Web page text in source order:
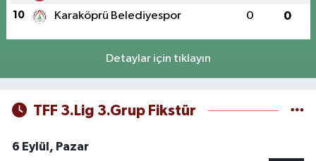
10 Karaköprü Belediyespor 0 0
Detaylar için tıklayın
TFF 3.Lig 3.Grup Fikstür
6 Eylül, Pazar